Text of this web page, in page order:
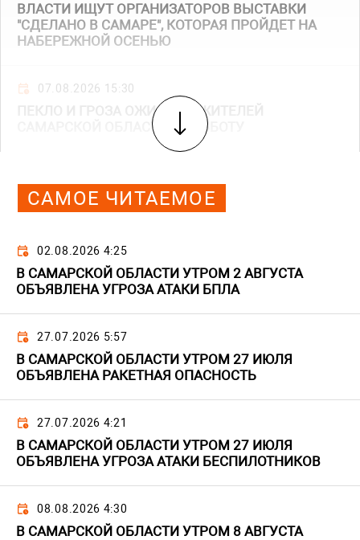
ВЛАСТИ ИЩУТ ОРГАНИЗАТОРОВ ВЫСТАВКИ
"СДЕЛАНО В САМАРЕ", КОТОРАЯ ПРОЙДЕТ НА
НАБЕРЕЖНОЙ ОСЕНЬЮ
07.08.2026 15:30
ПЕКЛО И ГРОЗА ОЖИДАЮТ ЖИТЕЛЕЙ
САМАРСКОЙ ОБЛАСТИ В СУББОТУ
САМОЕ ЧИТАЕМОЕ
02.08.2026 4:25
В САМАРСКОЙ ОБЛАСТИ УТРОМ 2 АВГУСТА
ОБЪЯВЛЕНА УГРОЗА АТАКИ БПЛА
27.07.2026 5:57
В САМАРСКОЙ ОБЛАСТИ УТРОМ 27 ИЮЛЯ
ОБЪЯВЛЕНА РАКЕТНАЯ ОПАСНОСТЬ
27.07.2026 4:21
В САМАРСКОЙ ОБЛАСТИ УТРОМ 27 ИЮЛЯ
ОБЪЯВЛЕНА УГРОЗА АТАКИ БЕСПИЛОТНИКОВ
08.08.2026 4:30
В САМАРСКОЙ ОБЛАСТИ УТРОМ 8 АВГУСТА